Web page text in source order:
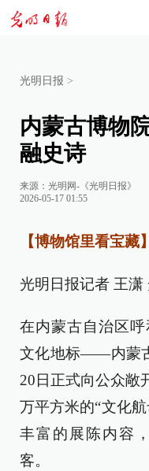
光明日报 >
内蒙古博物
融史诗
来源： 光明网-《光明日报》
2026-05-17 01:55
【博物馆里看宝藏】
光明日报记者 王
在内蒙古自治区
文化地标——内蒙
20日正式向公众敞
万平方米的“文化
丰富的展陈内容
客。